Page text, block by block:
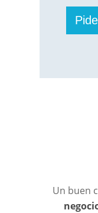
Un buen